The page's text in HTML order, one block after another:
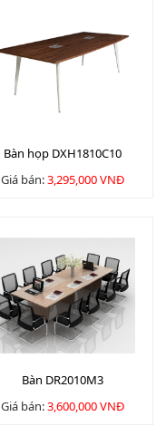
Bàn họp DXH1810C10
Giá bán:3,295,000 VNĐ
Bàn DR2010M3
Giá bán:3,600,000 VNĐ